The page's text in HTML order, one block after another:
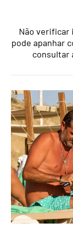
Não verificar
pode apanhar
consultar